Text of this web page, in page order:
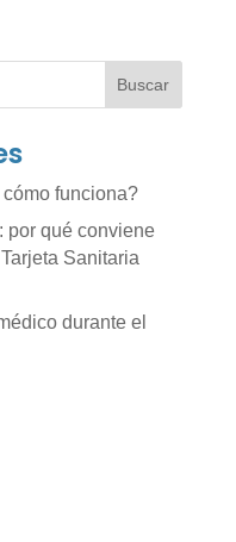
Buscar
funciona?
por qué conviene
Sanitaria
durante el